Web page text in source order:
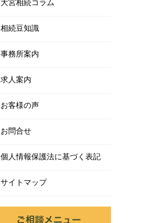
大宮相続コラム
相続豆知識
事務所案内
求人案内
お客様の声
お問合せ
個人情報保護法に基づく表記
サイトマップ